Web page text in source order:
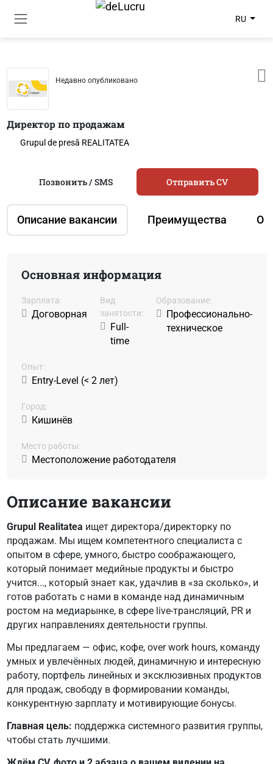
RU
Недавно опубликовано
Директор по продажам
Grupul de presă REALITATEA
Описание вакансии Преимущества О
Позвонить / SMS Отправить CV
Основная информация
Зарплата:
Договорная
Вид
занятости:
Full-
time
Образование:
Профессионально-
техническое
Oпыт:
Entry-Level (< 2 лет)
Город:
Кишинёв
Место работы:
Местоположение работодателя
Описание вакансии
Grupul Realitatea ищет директора/директорку по
продажам. Мы ищем компетентного специалиста с
опытом в сфере, умного, быстро соображающего,
который понимает медийные продукты и быстро
учится..., который знает как, удачлив в «за сколько», и
готов работать с нами в команде над динамичным
ростом на медиарынке, в сфере live-трансляций, PR и
других направлениях деятельности группы.
Мы предлагаем — офис, кофе, over work hours, команду
умных и увлечённых людей, динамичную и интересную
работу, портфель линейных и эксклюзивных продуктов
для продаж, свободу в формировании команды,
конкурентную зарплату и мотивирующие бонусы.
Главная цель: поддержка системного развития группы,
чтобы стать лучшими.